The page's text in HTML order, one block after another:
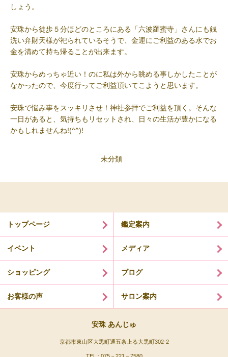
しょう。
安珠から徒歩５分ほどのところにある「六波羅蜜寺」さんにも銭
洗い弁財天様が祀られているそうで、金運にご利益のある水でお
金を清めて持ち帰ることが出来ます。
安珠からめっちゃ近い！のに私は外から眺める事しかしたことが
なかったので、今度行ってご利益頂いてこようと思います。
安珠で悩み事をスッキリさせ！神社参拝でご利益を頂く。そんな
一日があると、気持ちもリセットされ、日々の生活が豊かになる
かもしれませんね!(^^)!
未分類
トップページ 鑑定案内
イベント メディア
ショッピング ブログ
お客様の声 サロン案内
安珠 あんじゅ
京都市東山区大黒町通五条上る大黒町302-2